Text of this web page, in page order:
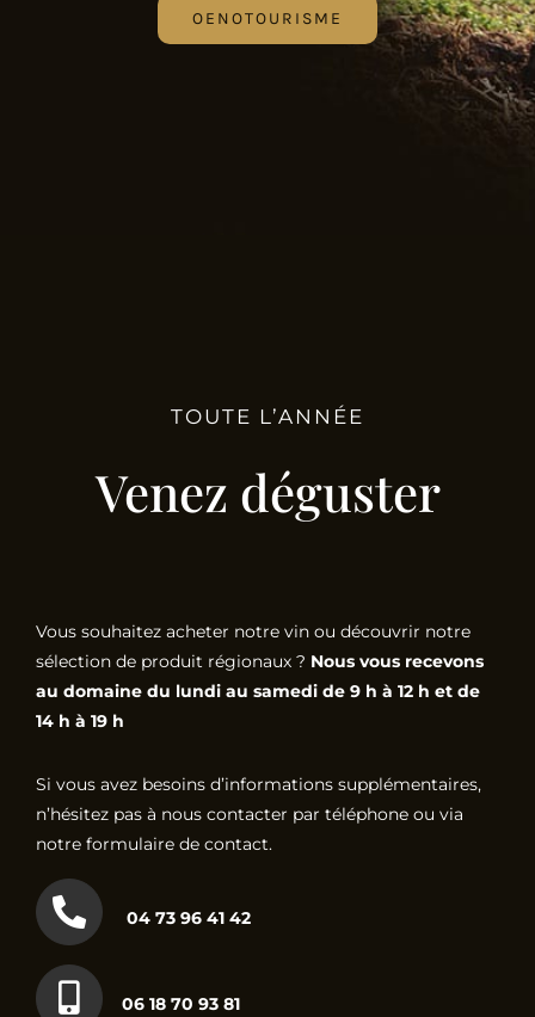
OENOTOURISME
TOUTE L’ANNÉE
Venez déguster
Vous souhaitez acheter notre vin ou découvrir notre
sélection de produit régionaux ? Nous vous recevons
au domaine du lundi au samedi de 9 h à 12 h et de
14 h à 19 h
Si vous avez besoins d’informations supplémentaires,
n’hésitez pas à nous contacter par téléphone ou via
notre formulaire de contact.
04 73 96 41 42
06 18 70 93 81